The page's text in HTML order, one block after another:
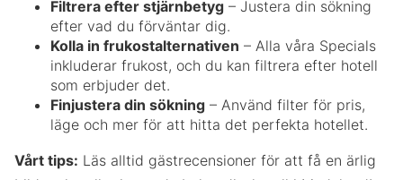
Filtrera efter stjärnbetyg – Justera din sökning
efter vad du förväntar dig.
Kolla in frukostalternativen – Alla våra Specials
inkluderar frukost, och du kan filtrera efter hotell
som erbjuder det.
Finjustera din sökning – Använd filter för pris,
läge och mer för att hitta det perfekta hotellet.
Vårt tips: Läs alltid gästrecensioner för att få en ärlig